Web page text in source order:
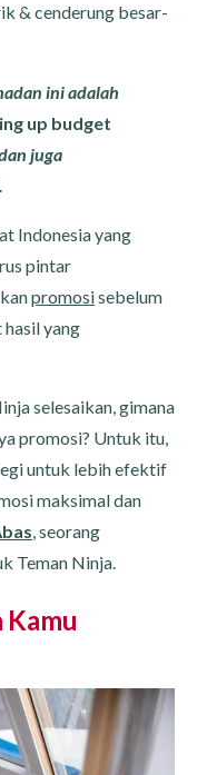
& cenderung besar-
ini adalah
up budget
juga
Indonesia yang
pintar
promosisebelum
hasil yang
selesaikan, gimana
promosi? Untuk itu,
untuk lebih efektif
maksimal dan
, seorang
Teman Ninja.
Kamu